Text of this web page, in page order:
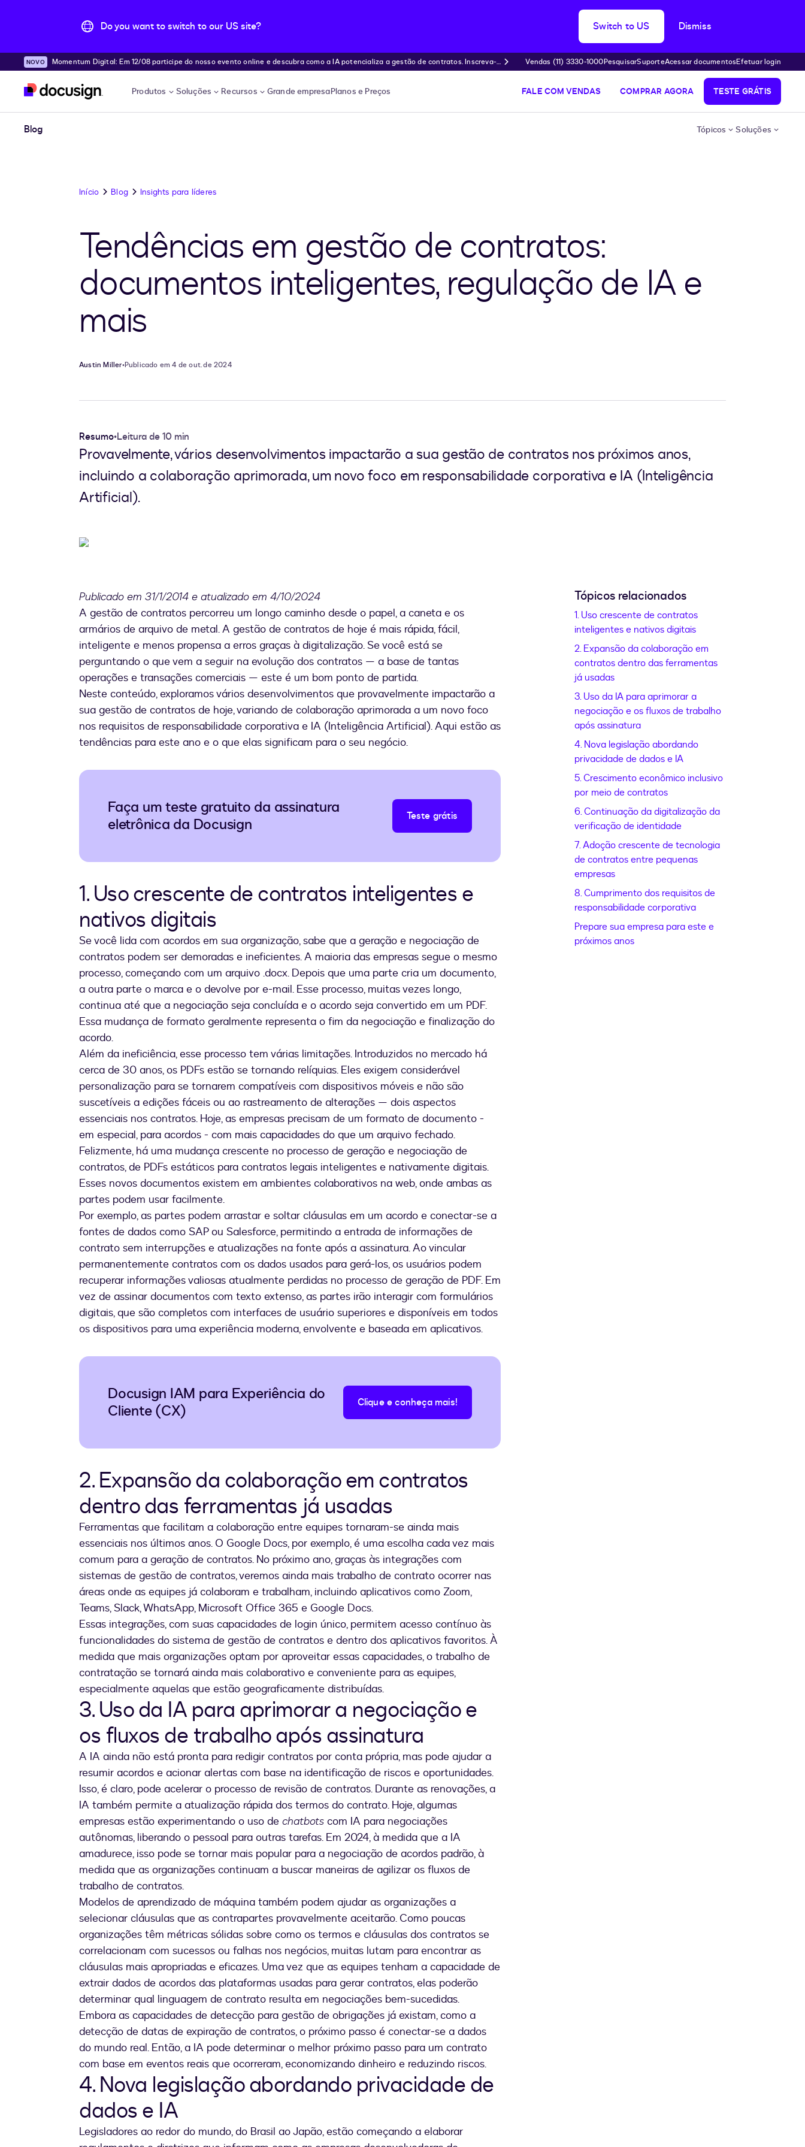
Do you want to switch to our US site? Switch to US Dismiss
Pular para o conteúdo principal
Momentum Digital: Em 12/08 participe do nosso evento online e descubra como a IA potencializa a gestão de contratos. Inscreva-s
e!
Vendas (11) 3330-1000PesquisarSuporteAcessar documentosEfetuar login
Produtos Soluções Recursos Grande empresaPlanos e Preços FALE COM VENDAS COMPRAR AGORA TESTE GRÁTIS
Blog Tópicos Soluções
Início Blog Insights para líderes
Tendências em gestão de contratos:
documentos inteligentes, regulação de IA e
mais
Austin Miller•Publicado em 4 de out. de 2024
Resumo•Leitura de 10 min
Provavelmente, vários desenvolvimentos impactarão a sua gestão de contratos nos próximos anos,
incluindo a colaboração aprimorada, um novo foco em responsabilidade corporativa e IA (Inteligência
Artificial).
Publicado em 31/1/2014 e atualizado em 4/10/2024
A gestão de contratos percorreu um longo caminho desde o papel, a caneta e os
armários de arquivo de metal. A gestão de contratos de hoje é mais rápida, fácil,
inteligente e menos propensa a erros graças à digitalização. Se você está se
perguntando o que vem a seguir na evolução dos contratos — a base de tantas
operações e transações comerciais — este é um bom ponto de partida.
Neste conteúdo, exploramos vários desenvolvimentos que provavelmente impactarão a
sua gestão de contratos de hoje, variando de colaboração aprimorada a um novo foco
nos requisitos de responsabilidade corporativa e IA (Inteligência Artificial). Aqui estão as
tendências para este ano e o que elas significam para o seu negócio.
Faça um teste gratuito da assinatura
eletrônica da Docusign
Teste grátis
1. Uso crescente de contratos inteligentes e
nativos digitais
Se você lida com acordos em sua organização, sabe que a geração e negociação de
contratos podem ser demoradas e ineficientes. A maioria das empresas segue o mesmo
processo, começando com um arquivo .docx. Depois que uma parte cria um documento,
a outra parte o marca e o devolve por e-mail. Esse processo, muitas vezes longo,
continua até que a negociação seja concluída e o acordo seja convertido em um PDF.
Essa mudança de formato geralmente representa o fim da negociação e finalização do
acordo.
Além da ineficiência, esse processo tem várias limitações. Introduzidos no mercado há
cerca de 30 anos, os PDFs estão se tornando relíquias. Eles exigem considerável
personalização para se tornarem compatíveis com dispositivos móveis e não são
suscetíveis a edições fáceis ou ao rastreamento de alterações — dois aspectos
essenciais nos contratos. Hoje, as empresas precisam de um formato de documento -
em especial, para acordos - com mais capacidades do que um arquivo fechado.
Felizmente, há uma mudança crescente no processo de geração e negociação de
contratos, de PDFs estáticos para contratos legais inteligentes e nativamente digitais.
Esses novos documentos existem em ambientes colaborativos na web, onde ambas as
partes podem usar facilmente.
Por exemplo, as partes podem arrastar e soltar cláusulas em um acordo e conectar-se a
fontes de dados como SAP ou Salesforce, permitindo a entrada de informações de
contrato sem interrupções e atualizações na fonte após a assinatura. Ao vincular
permanentemente contratos com os dados usados para gerá-los, os usuários podem
recuperar informações valiosas atualmente perdidas no processo de geração de PDF. Em
vez de assinar documentos com texto extenso, as partes irão interagir com formulários
digitais, que são completos com interfaces de usuário superiores e disponíveis em todos
os dispositivos para uma experiência moderna, envolvente e baseada em aplicativos.
Docusign IAM para Experiência do
Cliente (CX)
Clique e conheça mais!
2. Expansão da colaboração em contratos
dentro das ferramentas já usadas
Ferramentas que facilitam a colaboração entre equipes tornaram-se ainda mais
essenciais nos últimos anos. O Google Docs, por exemplo, é uma escolha cada vez mais
comum para a geração de contratos. No próximo ano, graças às integrações com
sistemas de gestão de contratos, veremos ainda mais trabalho de contrato ocorrer nas
áreas onde as equipes já colaboram e trabalham, incluindo aplicativos como Zoom,
Teams, Slack, WhatsApp, Microsoft Office 365 e Google Docs.
Essas integrações, com suas capacidades de login único, permitem acesso contínuo às
funcionalidades do sistema de gestão de contratos e dentro dos aplicativos favoritos. À
medida que mais organizações optam por aproveitar essas capacidades, o trabalho de
contratação se tornará ainda mais colaborativo e conveniente para as equipes,
especialmente aquelas que estão geograficamente distribuídas.
3. Uso da IA para aprimorar a negociação e
os fluxos de trabalho após assinatura
A IA ainda não está pronta para redigir contratos por conta própria, mas pode ajudar a
resumir acordos e acionar alertas com base na identificação de riscos e oportunidades.
Isso, é claro, pode acelerar o processo de revisão de contratos. Durante as renovações, a
IA também permite a atualização rápida dos termos do contrato. Hoje, algumas
empresas estão experimentando o uso de chatbots com IA para negociações
autônomas, liberando o pessoal para outras tarefas. Em 2024, à medida que a IA
amadurece, isso pode se tornar mais popular para a negociação de acordos padrão, à
medida que as organizações continuam a buscar maneiras de agilizar os fluxos de
trabalho de contratos.
Modelos de aprendizado de máquina também podem ajudar as organizações a
selecionar cláusulas que as contrapartes provavelmente aceitarão. Como poucas
organizações têm métricas sólidas sobre como os termos e cláusulas dos contratos se
correlacionam com sucessos ou falhas nos negócios, muitas lutam para encontrar as
cláusulas mais apropriadas e eficazes. Uma vez que as equipes tenham a capacidade de
extrair dados de acordos das plataformas usadas para gerar contratos, elas poderão
determinar qual linguagem de contrato resulta em negociações bem-sucedidas.
Embora as capacidades de detecção para gestão de obrigações já existam, como a
detecção de datas de expiração de contratos, o próximo passo é conectar-se a dados
do mundo real. Então, a IA pode determinar o melhor próximo passo para um contrato
com base em eventos reais que ocorreram, economizando dinheiro e reduzindo riscos.
4. Nova legislação abordando privacidade de
dados e IA
Legisladores ao redor do mundo, do Brasil ao Japão, estão começando a elaborar
Tópicos relacionados
1. Uso crescente de contratos
inteligentes e nativos digitais
2. Expansão da colaboração em
contratos dentro das ferramentas
já usadas
3. Uso da IA para aprimorar a
negociação e os fluxos de trabalho
após assinatura
4. Nova legislação abordando
privacidade de dados e IA
5. Crescimento econômico inclusivo
por meio de contratos
6. Continuação da digitalização da
verificação de identidade
7. Adoção crescente de tecnologia
de contratos entre pequenas
empresas
8. Cumprimento dos requisitos de
responsabilidade corporativa
Prepare sua empresa para este e
próximos anos